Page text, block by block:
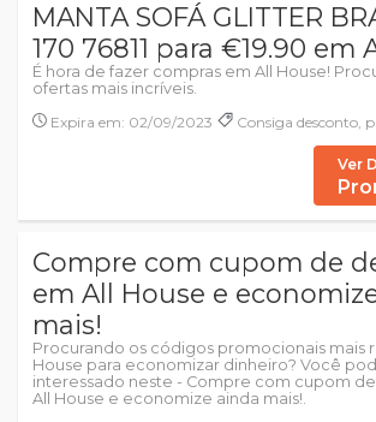
MANTA SOFÁ GLITTER
170 76811 para €19.90 em
É hora de fazer compras em All House!
ofertas mais incríveis.
Expira em: 02/09/2023
Consiga desconto,
Ver
Compre com cupom de
em All House e
mais!
Procurando os códigos promocionais mais
House para economizar dinheiro? Você
interessado neste - Compre com cupom
All House e economize ainda mais!.